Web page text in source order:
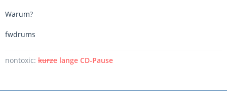
Warum?
fwdrums
nontoxic: kurze lange CD-Pause